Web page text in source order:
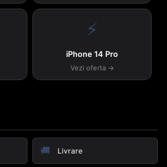
⚡
iPhone 14 Pro
Vezi oferta →
🚚 Livrare